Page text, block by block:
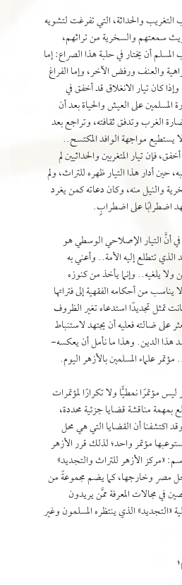
والحداثة، التي تفرغت لتشويه
سمعتهم والسخرية من تراثهم،
أن يختار في حلبة هذا الصراع: إما
والعنف ورفض الآخر، وإما الفراغ
كان تيار الانغلاق قد أخفق في
على العيش والحياة بعد أن
الغرب وتدفق ثقافته، وتراجع بعد
يستطيع مواجهة الوافد المكتسح..
فإن تيار المتغربين والحداثيين لم
أدار هذا التيار ظهره للتراث، ولم
والنيل منه، وكان دعاته كمن يغرد
اضطرابًا على اضطرابٍ.
أنَّ التيار الإصلاحي الوسطي هو
تتطلع إليه الأمة.. وأعني به
ولا يلغيه.. وإنما يأخذ من كنوزه
من أحكامه الفقهية إلى فتراتها
تمثل تجديدًا استدعاه تغير الظروف
على ضالته فعليه أن يجتهد لاستنباط
الدين. وهذا ما نأمل أن يعكسه-
علماء المسلمين بالأزهر اليوم.
مؤتمرًا نمطيًّا ولا تكرارًا لمؤتمرات
بمهمة مناقشة قضايا جزئية محددة،
اكتشفنا أن القضايا التي هي محل
مؤتمر واحد؛ لذلك قرر الأزهر
«مركز الأزهر للتراث والتجديد»
مصر وخارجها، كما يضم مجموعةً من
في مجالات المعرفة ممَّن يريدون
«التجديد» الذي ينتظره المسلمون وغير